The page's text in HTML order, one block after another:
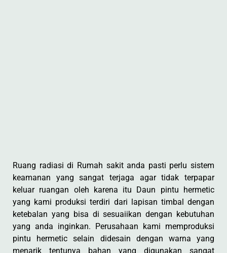
Ruang radiasi di Rumah sakit anda pasti perlu sistem
keamanan yang sangat terjaga agar tidak terpapar
keluar ruangan oleh karena itu Daun pintu hermetic
yang kami produksi terdiri dari lapisan timbal dengan
ketebalan yang bisa di sesuaiikan dengan kebutuhan
yang anda inginkan. Perusahaan kami memproduksi
pintu hermetic selain didesain dengan warna yang
menarik tentunya bahan yang digunakan sangat